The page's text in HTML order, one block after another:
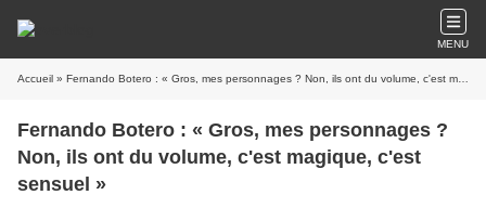
MENU
Accueil » Fernando Botero : « Gros, mes personnages ? Non, ils ont du volume, c'est magique, c'est sensuel »
Fernando Botero : « Gros, mes personnages ?
Non, ils ont du volume, c'est magique, c'est
sensuel »